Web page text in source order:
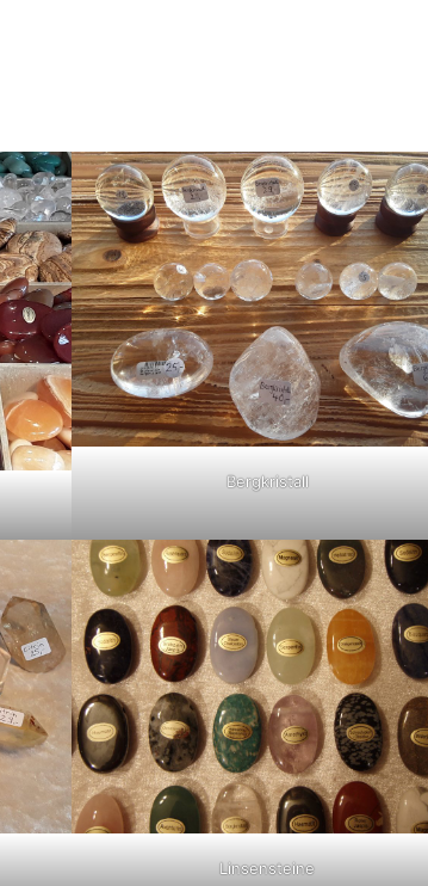
Bergkristall
Linsensteine